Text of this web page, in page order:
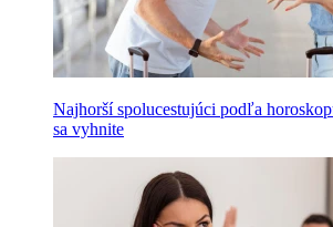
Najhorší spolucestujúci podľa
sa vyhnite